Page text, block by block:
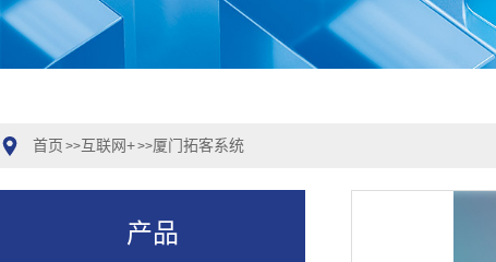
首页 >>互联网+>>厦门拓客系统
产品